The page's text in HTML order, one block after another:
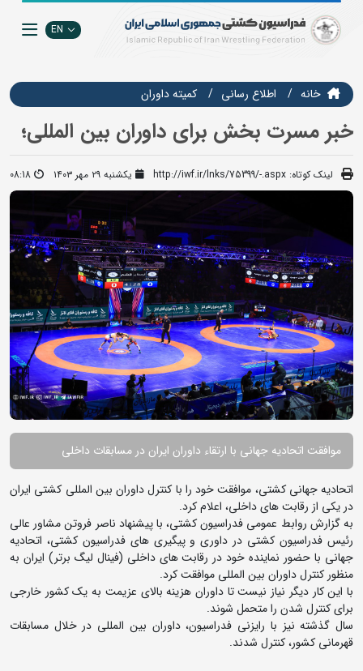
EN
خانه اطلاع رسانی کمیته داوران
خبر مسرت بخش برای داوران بین المللی؛
لینک کوتاه: http://iwf.ir/lnks/75399/-.aspx یکشنبه ۲۹ مهر ۱۴۰۳ 08:18
موافقت اتحادیه جهانی با ارتقاء داوران ایران در مسابقات داخلی
اتحادیه جهانی کشتی، موافقت خود را با کنترل داوران بین المللی کشتی ایران
در یکی از رقابت های داخلی، اعلام کرد.
به گزارش روابط عمومی فدراسیون کشتی، با پیشنهاد ناصر فروتن مشاور عالی
رئیس فدراسیون کشتی در داوری و پیگیری های فدراسیون کشتی، اتحادیه
جهانی با حضور نماینده خود در رقابت های داخلی (فینال لیگ برتر) ایران به
منظور کنترل داوران بین المللی موافقت کرد.
با این کار دیگر نیاز نیست تا داوران هزینه بالای عزیمت به یک کشور خارجی
برای کنترل شدن را متحمل شوند.
سال گذشته نیز با رایزنی فدراسیون، داوران بین المللی در خلال مسابقات
قهرمانی کشور، کنترل شدند.